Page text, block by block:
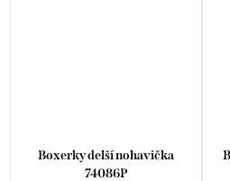
Boxerky delší nohavička
74086P